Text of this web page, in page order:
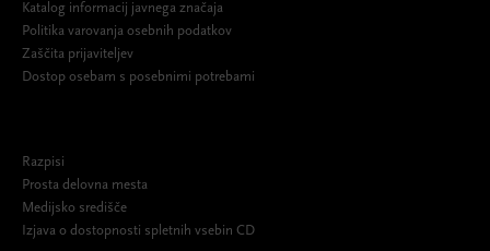
Katalog informacij javnega značaja
Politika varovanja osebnih podatkov
Zaščita prijaviteljev
Dostop osebam s posebnimi potrebami
Razpisi
Prosta delovna mesta
Medijsko središče
Izjava o dostopnosti spletnih vsebin CD